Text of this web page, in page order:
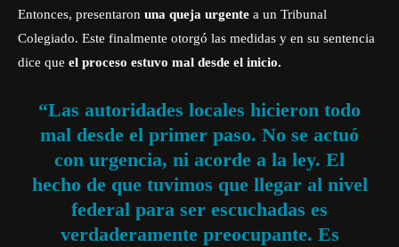
Entonces, presentaron una queja urgente a un Tribunal
Colegiado. Este finalmente otorgó las medidas y en su sentencia
dice que el proceso estuvo mal desde el inicio.
“Las autoridades locales hicieron todo
mal desde el primer paso. No se actuó
con urgencia, ni acorde a la ley. El
hecho de que tuvimos que llegar al nivel
federal para ser escuchadas es
verdaderamente preocupante. Es